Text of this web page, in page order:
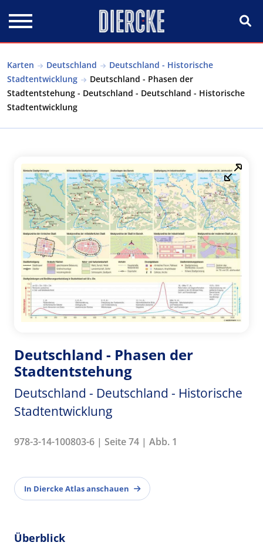
Karten Deutschland
Deutschland - Historische
Stadtentwicklung
Deutschland - Phasen der
Stadtentstehung - Deutschland - Deutschland - Historische
Stadtentwicklung
Deutschland - Phasen der
Stadtentstehung
Deutschland - Deutschland - Historische
Stadtentwicklung
978-3-14-100803-6 | Seite 74 | Abb. 1
In Diercke Atlas anschauen
Überblick